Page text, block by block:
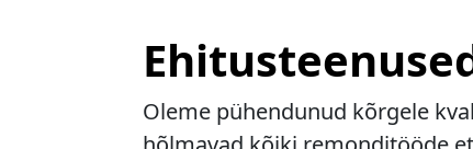
Oleme pühendunud kõrgele